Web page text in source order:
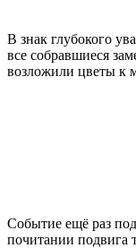
В знак глубокого
все собравшиеся
возложили цветы к
Событие ещё раз
почитании подвига